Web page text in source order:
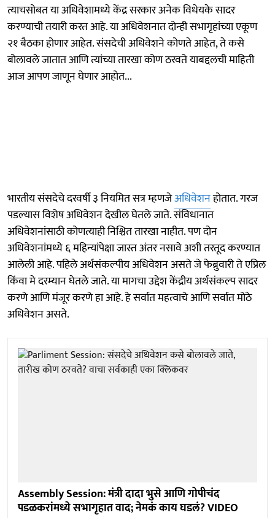
त्याचसोबत या अधिवेशामध्ये केंद्र सरकार अनेक विधेयके सादर
करण्याची तयारी करत आहे. या अधिवेशनात दोन्ही सभागृहांच्या एकूण
२१ बैठका होणार आहेत. संसदेची अधिवेशने कोणते आहेत, ते कसे
बोलावले जातात आणि त्यांच्या तारखा कोण ठरवते याबद्दलची माहिती
आज आपण जाणून घेणार आहोत...
भारतीय संसदेचे दरवर्षी ३ नियमित सत्र म्हणजेअधिवेशनहोतात. गरज
पडल्यास विशेष अधिवेशन देखील घेतले जाते. संविधानात
अधिवेशनांसाठी कोणत्याही निश्चित तारखा नाहीत. पण दोन
अधिवेशनांमध्ये ६ महिन्यांपेक्षा जास्त अंतर नसावे अशी तरतूद करण्यात
आलेली आहे. पहिले अर्थसंकल्पीय अधिवेशन असते जे फेब्रुवारी ते एप्रिल
किंवा मे दरम्यान घेतले जाते. या मागचा उद्देश केंद्रीय अर्थसंकल्प सादर
करणे आणि मंजूर करणे हा आहे. हे सर्वात महत्वाचे आणि सर्वात मोठे
अधिवेशन असते.
Assembly Session: मंत्री दादा भुसे आणि गोपीचंद
पडळकरांमध्ये सभागृहात वाद; नेमकं काय घडलं? VIDEO